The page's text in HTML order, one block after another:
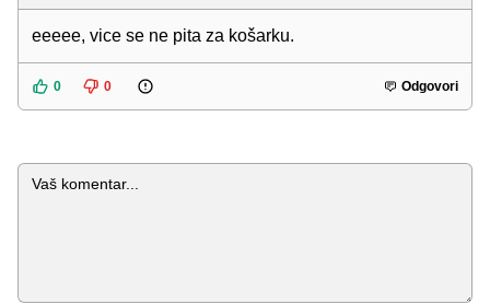
eeeee, vice se ne pita za košarku.
0 0 Odgovori
Komentar